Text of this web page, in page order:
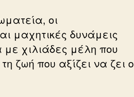
οι
μαχητικές δυνάμεις
χιλιάδες μέλη που
ζωή που αξίζει να ζει ο